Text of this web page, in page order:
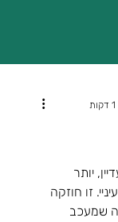
יותר
זו חוזקה
שמעכב